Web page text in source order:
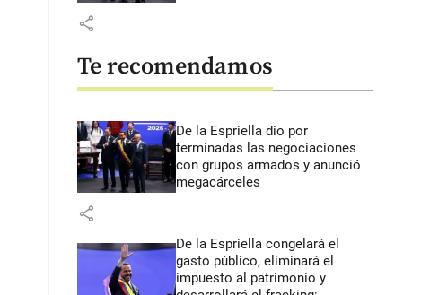
share
Te recomendamos
De la Espriella dio por
terminadas las negociaciones
con grupos armados y anunció
megacárceles
share
De la Espriella congelará el
gasto público, eliminará el
impuesto al patrimonio y